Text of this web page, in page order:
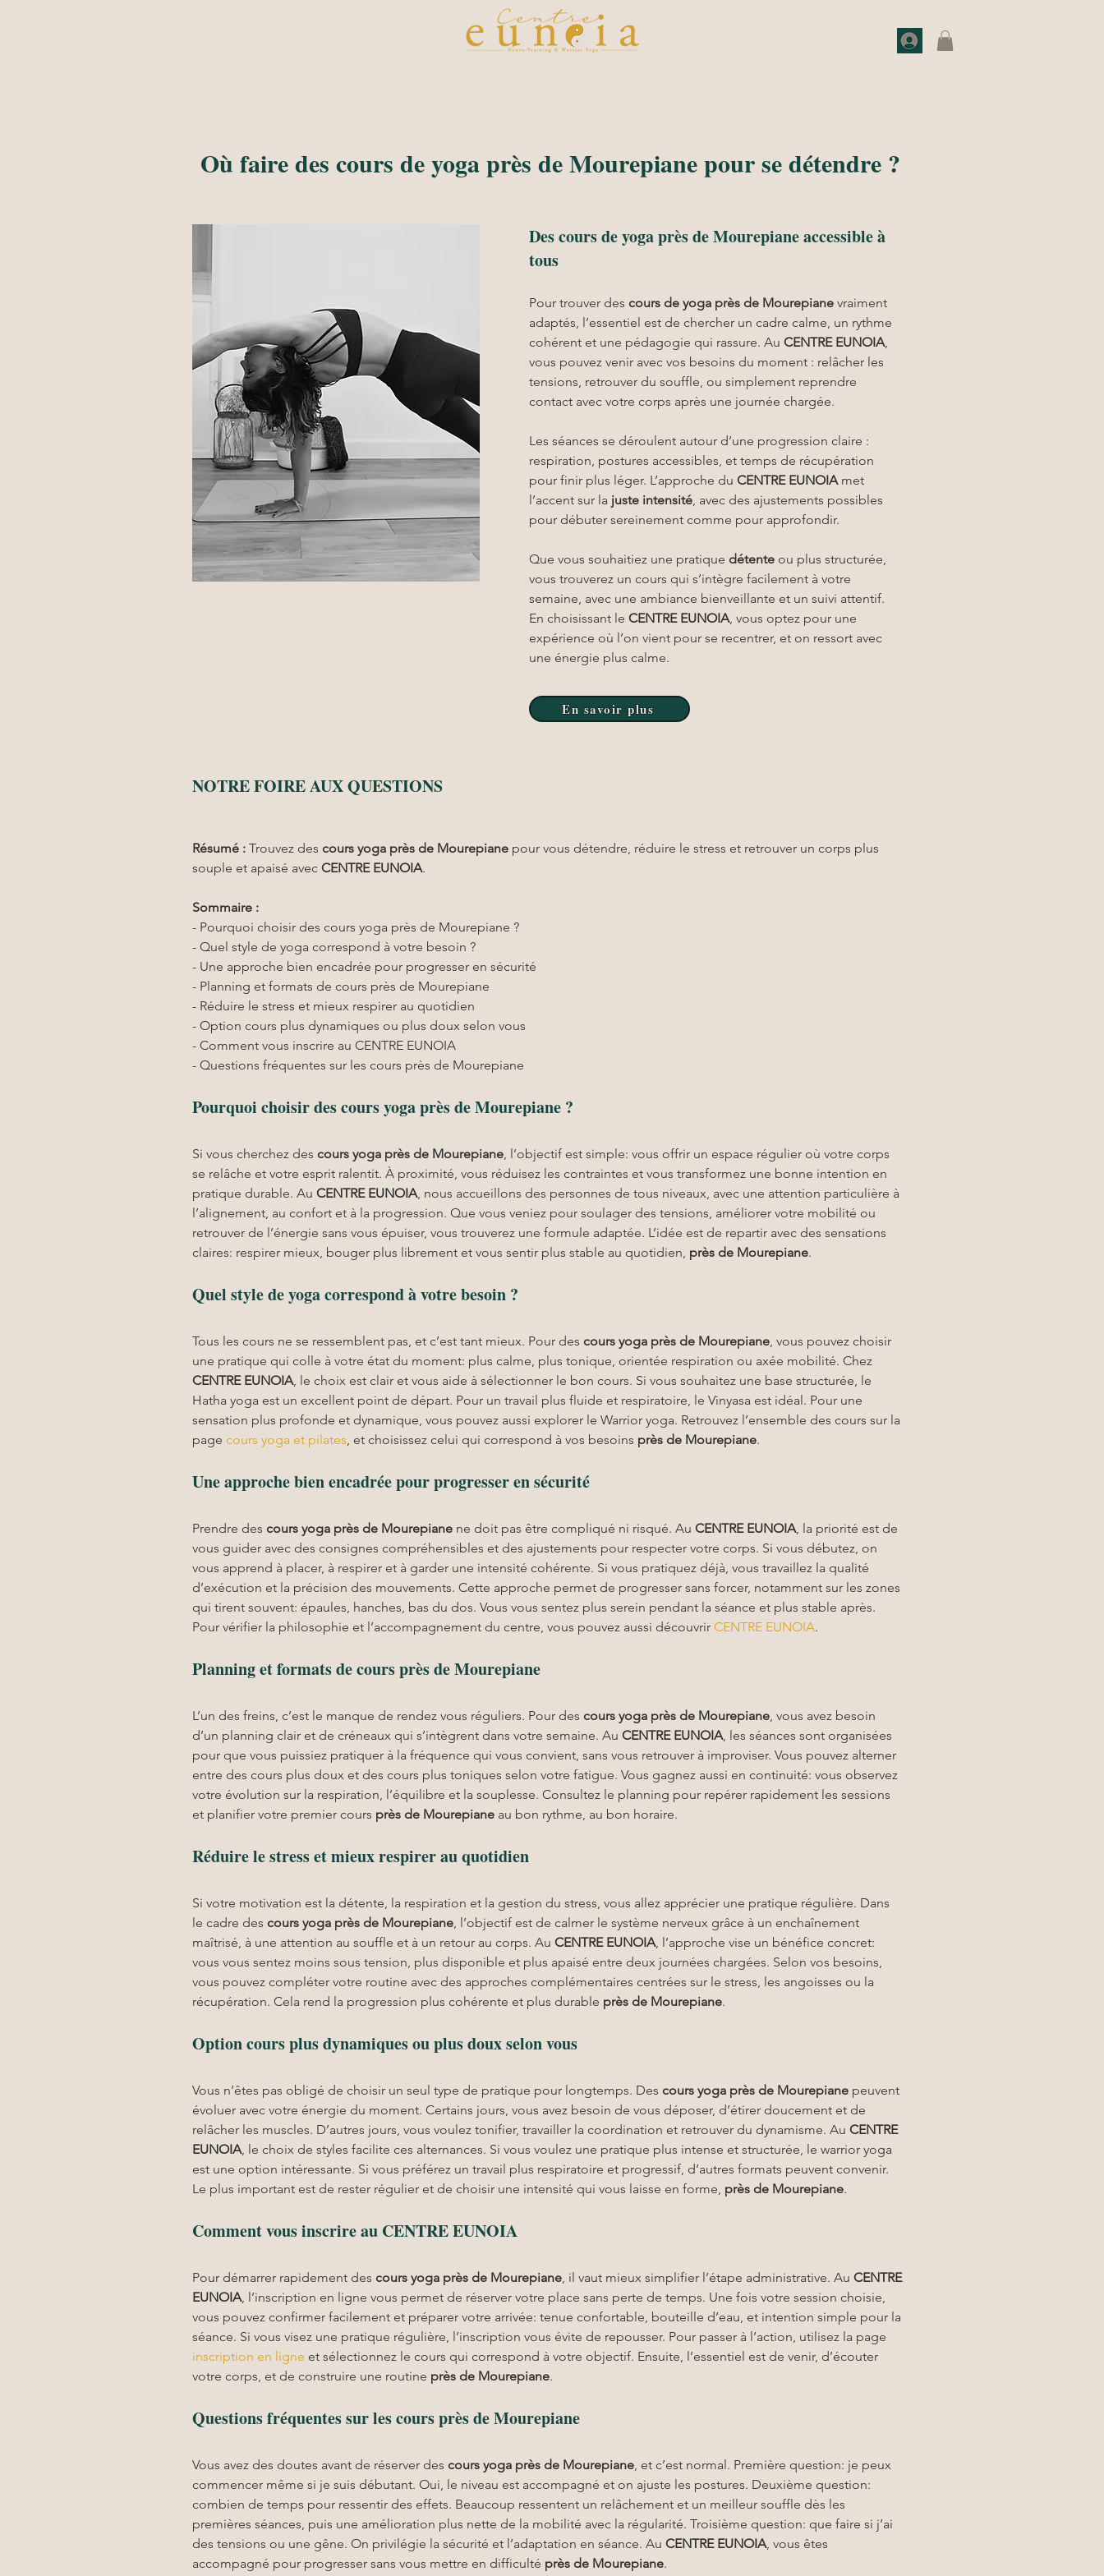
Où faire des cours de yoga près de Mourepiane pour se détendre ?
Des cours de yoga près de Mourepiane accessible à
tous
Pour trouver des cours de yoga près de Mourepiane vraiment
adaptés, l’essentiel est de chercher un cadre calme, un rythme
cohérent et une pédagogie qui rassure. Au CENTRE EUNOIA,
vous pouvez venir avec vos besoins du moment : relâcher les
tensions, retrouver du souffle, ou simplement reprendre
contact avec votre corps après une journée chargée.
Les séances se déroulent autour d’une progression claire :
respiration, postures accessibles, et temps de récupération
pour finir plus léger. L’approche du CENTRE EUNOIA met
l’accent sur la juste intensité, avec des ajustements possibles
pour débuter sereinement comme pour approfondir.
Que vous souhaitiez une pratique détente ou plus structurée,
vous trouverez un cours qui s’intègre facilement à votre
semaine, avec une ambiance bienveillante et un suivi attentif.
En choisissant le CENTRE EUNOIA, vous optez pour une
expérience où l’on vient pour se recentrer, et on ressort avec
une énergie plus calme.
En savoir plus
NOTRE FOIRE AUX QUESTIONS
Résumé : Trouvez des cours yoga près de Mourepiane pour vous détendre, réduire le stress et retrouver un corps plus
souple et apaisé avec CENTRE EUNOIA.
Sommaire :
- Pourquoi choisir des cours yoga près de Mourepiane ?
- Quel style de yoga correspond à votre besoin ?
- Une approche bien encadrée pour progresser en sécurité
- Planning et formats de cours près de Mourepiane
- Réduire le stress et mieux respirer au quotidien
- Option cours plus dynamiques ou plus doux selon vous
- Comment vous inscrire au CENTRE EUNOIA
- Questions fréquentes sur les cours près de Mourepiane
Pourquoi choisir des cours yoga près de Mourepiane ?
Si vous cherchez des cours yoga près de Mourepiane, l’objectif est simple: vous offrir un espace régulier où votre corps
se relâche et votre esprit ralentit. À proximité, vous réduisez les contraintes et vous transformez une bonne intention en
pratique durable. Au CENTRE EUNOIA, nous accueillons des personnes de tous niveaux, avec une attention particulière à
l’alignement, au confort et à la progression. Que vous veniez pour soulager des tensions, améliorer votre mobilité ou
retrouver de l’énergie sans vous épuiser, vous trouverez une formule adaptée. L’idée est de repartir avec des sensations
claires: respirer mieux, bouger plus librement et vous sentir plus stable au quotidien, près de Mourepiane.
Quel style de yoga correspond à votre besoin ?
Tous les cours ne se ressemblent pas, et c’est tant mieux. Pour des cours yoga près de Mourepiane, vous pouvez choisir
une pratique qui colle à votre état du moment: plus calme, plus tonique, orientée respiration ou axée mobilité. Chez
CENTRE EUNOIA, le choix est clair et vous aide à sélectionner le bon cours. Si vous souhaitez une base structurée, le
Hatha yoga est un excellent point de départ. Pour un travail plus fluide et respiratoire, le Vinyasa est idéal. Pour une
sensation plus profonde et dynamique, vous pouvez aussi explorer le Warrior yoga. Retrouvez l’ensemble des cours sur la
page cours yoga et pilates, et choisissez celui qui correspond à vos besoins près de Mourepiane.
Une approche bien encadrée pour progresser en sécurité
Prendre des cours yoga près de Mourepiane ne doit pas être compliqué ni risqué. Au CENTRE EUNOIA, la priorité est de
vous guider avec des consignes compréhensibles et des ajustements pour respecter votre corps. Si vous débutez, on
vous apprend à placer, à respirer et à garder une intensité cohérente. Si vous pratiquez déjà, vous travaillez la qualité
d’exécution et la précision des mouvements. Cette approche permet de progresser sans forcer, notamment sur les zones
qui tirent souvent: épaules, hanches, bas du dos. Vous vous sentez plus serein pendant la séance et plus stable après.
Pour vérifier la philosophie et l’accompagnement du centre, vous pouvez aussi découvrir CENTRE EUNOIA.
Planning et formats de cours près de Mourepiane
L’un des freins, c’est le manque de rendez vous réguliers. Pour des cours yoga près de Mourepiane, vous avez besoin
d’un planning clair et de créneaux qui s’intègrent dans votre semaine. Au CENTRE EUNOIA, les séances sont organisées
pour que vous puissiez pratiquer à la fréquence qui vous convient, sans vous retrouver à improviser. Vous pouvez alterner
entre des cours plus doux et des cours plus toniques selon votre fatigue. Vous gagnez aussi en continuité: vous observez
votre évolution sur la respiration, l’équilibre et la souplesse. Consultez le planning pour repérer rapidement les sessions
et planifier votre premier cours près de Mourepiane au bon rythme, au bon horaire.
Réduire le stress et mieux respirer au quotidien
Si votre motivation est la détente, la respiration et la gestion du stress, vous allez apprécier une pratique régulière. Dans
le cadre des cours yoga près de Mourepiane, l’objectif est de calmer le système nerveux grâce à un enchaînement
maîtrisé, à une attention au souffle et à un retour au corps. Au CENTRE EUNOIA, l’approche vise un bénéfice concret:
vous vous sentez moins sous tension, plus disponible et plus apaisé entre deux journées chargées. Selon vos besoins,
vous pouvez compléter votre routine avec des approches complémentaires centrées sur le stress, les angoisses ou la
récupération. Cela rend la progression plus cohérente et plus durable près de Mourepiane.
Option cours plus dynamiques ou plus doux selon vous
Vous n’êtes pas obligé de choisir un seul type de pratique pour longtemps. Des cours yoga près de Mourepiane peuvent
évoluer avec votre énergie du moment. Certains jours, vous avez besoin de vous déposer, d’étirer doucement et de
relâcher les muscles. D’autres jours, vous voulez tonifier, travailler la coordination et retrouver du dynamisme. Au CENTRE
EUNOIA, le choix de styles facilite ces alternances. Si vous voulez une pratique plus intense et structurée, le warrior yoga
est une option intéressante. Si vous préférez un travail plus respiratoire et progressif, d’autres formats peuvent convenir.
Le plus important est de rester régulier et de choisir une intensité qui vous laisse en forme, près de Mourepiane.
Comment vous inscrire au CENTRE EUNOIA
Pour démarrer rapidement des cours yoga près de Mourepiane, il vaut mieux simplifier l’étape administrative. Au CENTRE
EUNOIA, l’inscription en ligne vous permet de réserver votre place sans perte de temps. Une fois votre session choisie,
vous pouvez confirmer facilement et préparer votre arrivée: tenue confortable, bouteille d’eau, et intention simple pour la
séance. Si vous visez une pratique régulière, l’inscription vous évite de repousser. Pour passer à l’action, utilisez la page
inscription en ligne et sélectionnez le cours qui correspond à votre objectif. Ensuite, l’essentiel est de venir, d’écouter
votre corps, et de construire une routine près de Mourepiane.
Questions fréquentes sur les cours près de Mourepiane
Vous avez des doutes avant de réserver des cours yoga près de Mourepiane, et c’est normal. Première question: je peux
commencer même si je suis débutant. Oui, le niveau est accompagné et on ajuste les postures. Deuxième question:
combien de temps pour ressentir des effets. Beaucoup ressentent un relâchement et un meilleur souffle dès les
premières séances, puis une amélioration plus nette de la mobilité avec la régularité. Troisième question: que faire si j’ai
des tensions ou une gêne. On privilégie la sécurité et l’adaptation en séance. Au CENTRE EUNOIA, vous êtes
accompagné pour progresser sans vous mettre en difficulté près de Mourepiane.